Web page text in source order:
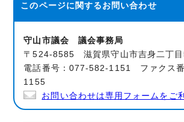
このページに関するお問い合わせ
守山市議会 議会事務局
〒524-8585 滋賀県守山市吉身二丁
電話番号：077-582-1151 ファクス
1155
お問い合わせは専用フォームをご